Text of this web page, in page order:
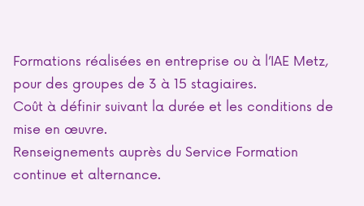
Formations réalisées en entreprise ou à l’IAE Metz,
pour des groupes de 3 à 15 stagiaires.
Coût à définir suivant la durée et les conditions de
mise en œuvre.
Renseignements auprès du Service Formation
continue et alternance.